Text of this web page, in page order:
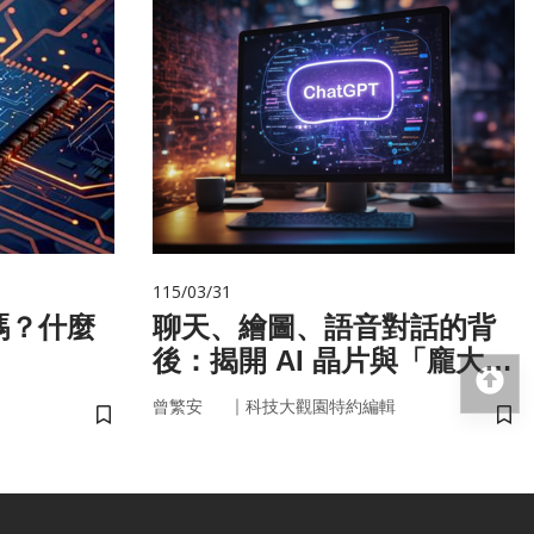
？什麼
儲存書籤
115/03/31
聊天、繪圖、語音對話的背
後：揭開 AI 晶片與「龐大算
力」的真面目
曾繁安 ｜ 科技大觀園特約編輯
儲
回